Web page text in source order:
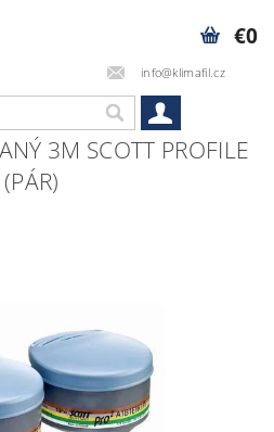
info@klimafil.cz
€0
3M SCOTT PROFILE